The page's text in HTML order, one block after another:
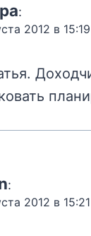
:
2012 в 15:19
:
2012 в 15:21